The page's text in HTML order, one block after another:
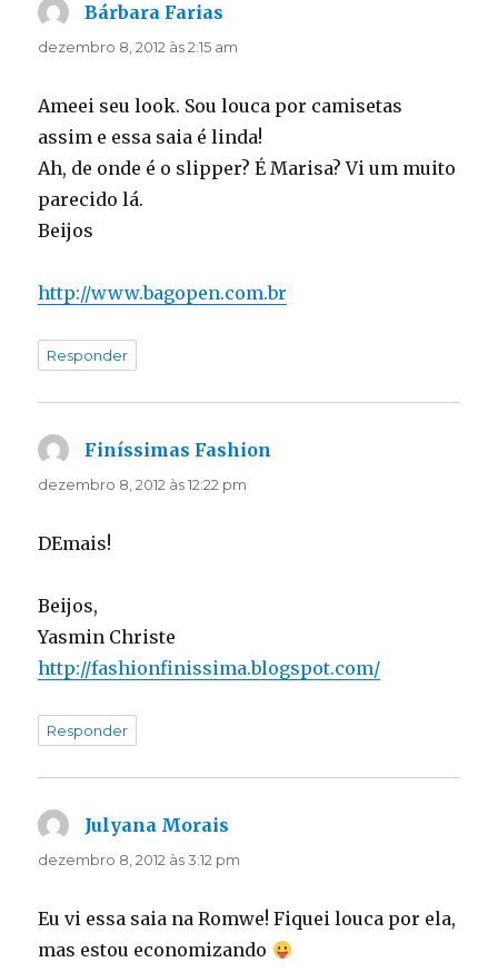
Bárbara Farias
dezembro 8, 2012 às 2:15 am
Ameei seu look. Sou louca por camisetas
assim e essa saia é linda!
Ah, de onde é o slipper? É Marisa? Vi um muito
parecido lá.
Beijos
http://www.bagopen.com.br
Responder
Finíssimas Fashion
dezembro 8, 2012 às 12:22 pm
DEmais!
Beijos,
Yasmin Christe
http://fashionfinissima.blogspot.com/
Responder
Julyana Morais
dezembro 8, 2012 às 3:12 pm
Eu vi essa saia na Romwe! Fiquei louca por ela,
mas estou economizando